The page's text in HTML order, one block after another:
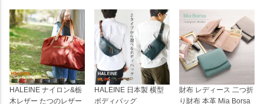
HALEINE ナイロン&栃
木レザー たつのレザー
HALEINE 日本製 横型
ボディバッグ
財布 レディース 二つ折
り財布 本革 Mia Borsa